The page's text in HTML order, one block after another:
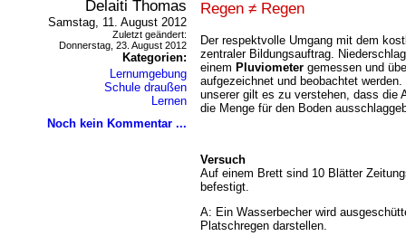
Delaiti Thomas
Samstag, 11. August 2012
Zuletzt geändert:
Donnerstag, 23. August 2012
Kategorien:
Lernumgebung
Schule draußen
Lernen
Noch kein Kommentar ...
Regen ≠ Regen
Der respektvolle Umgang mit dem
zentraler Bildungsauftrag.
einem Pluviometer gemessen und
aufgezeichnet und beobachtet
unserer gilt es zu verstehen, dass die
die Menge für den Boden
Versuch
Auf einem Brett sind 10 Blätter
befestigt.
A: Ein Wasserbecher wird
Platschregen darstellen.